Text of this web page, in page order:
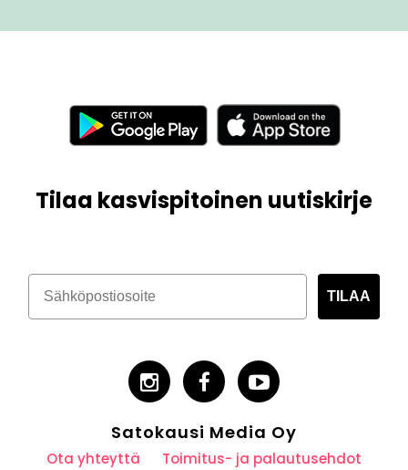
Tilaa kasvispitoinen uutiskirje
TILAA
Satokausi Media Oy
Ota yhteyttä Toimitus- ja palautusehdot